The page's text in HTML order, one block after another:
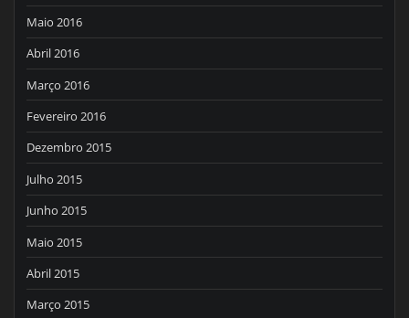
Maio 2016
Abril 2016
Março 2016
Fevereiro 2016
Dezembro 2015
Julho 2015
Junho 2015
Maio 2015
Abril 2015
Março 2015